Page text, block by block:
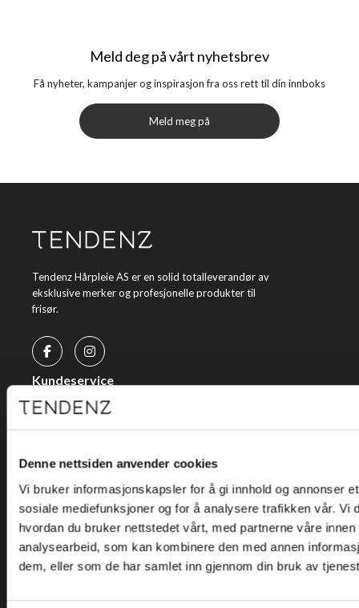
Denne nettsiden anvender cookies
Vi bruker informasjonskapsler for å gi innhold og annonser
sosiale mediefunksjoner og for å analysere trafikken vår. Vi
hvordan du bruker nettstedet vårt, med partnerne våre
analysearbeid, som kan kombinere den med annen
dem, eller som de har samlet inn gjennom din bruk av
Meld deg på vårt nyhetsbrev
Få nyheter, kampanjer og inspirasjon fra oss rett til din innboks
Meld meg på
Tendenz Hårpleie AS er en solid totalleverandør av
eksklusive merker og profesjonelle produkter til
frisør.
Kundeservice
Kjøpsvilkår
Personvern
Holtegata 26, 0355 Oslo
Telefon: +47 22 92 50 00
E-post: kundeservice@tendenz.net
Nyttige lenker
Datablad